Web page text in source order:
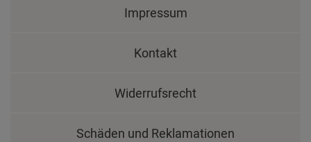
Impressum
Kontakt
Widerrufsrecht
Schäden und Reklamationen